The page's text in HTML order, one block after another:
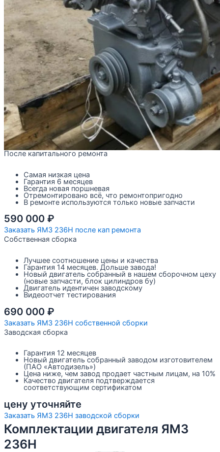
После капитального ремонта
Самая низкая цена
Гарантия 6 месяцев
Всегда новая поршневая
Отремонтировано всё, что ремонтопригодно
В ремонте используются только новые запчасти
590 000 ₽
Заказать ЯМЗ 236Н после кап ремонта
Собственная сборка
Лучшее соотношение цены и качества
Гарантия 14 месяцев. Дольше завода!
Новый двигатель собранный в нашем сборочном цеху
(новые запчасти, блок цилиндров бу)
Двигатель идентичен заводскому
Видеоотчет тестирования
690 000 ₽
Заказать ЯМЗ 236Н собственной сборки
Заводская сборка
Гарантия 12 месяцев
Новый двигатель собранный заводом изготовителем
(ПАО «Автодизель»)
Цена ниже, чем завод продает частным лицам, на 10%
Качество двигателя подтверждается
соответствующим сертификатом
цену уточняйте
Заказать ЯМЗ 236Н заводской сборки
Комплектации двигателя ЯМЗ
236Н